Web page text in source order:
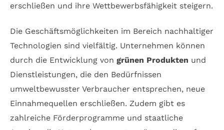
erschließen und ihre Wettbewerbsfähigkeit steigern.
Die Geschäftsmöglichkeiten im Bereich nachhaltiger
Technologien sind vielfältig. Unternehmen können
durch die Entwicklung von grünen Produkten und
Dienstleistungen, die den Bedürfnissen
umweltbewusster Verbraucher entsprechen, neue
Einnahmequellen erschließen. Zudem gibt es
zahlreiche Förderprogramme und staatliche